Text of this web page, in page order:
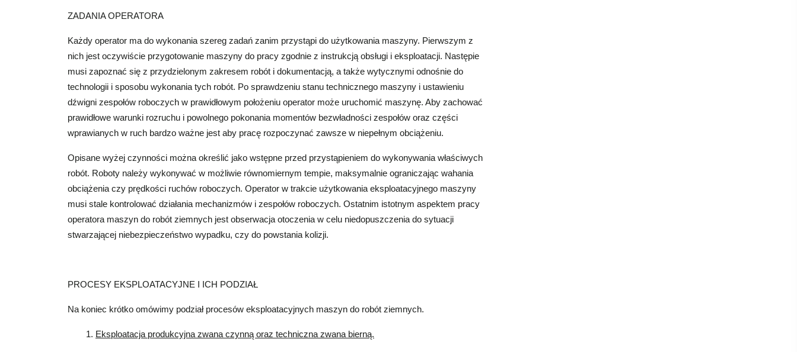
ZADANIA OPERATORA
Każdy operator ma do wykonania szereg zadań zanim przystąpi do użytkowania maszyny. Pierwszym z
nich jest oczywiście przygotowanie maszyny do pracy zgodnie z instrukcją obsługi i eksploatacji. Następie
musi zapoznać się z przydzielonym zakresem robót i dokumentacją, a także wytycznymi odnośnie do
technologii i sposobu wykonania tych robót. Po sprawdzeniu stanu technicznego maszyny i ustawieniu
dźwigni zespołów roboczych w prawidłowym położeniu operator może uruchomić maszynę. Aby zachować
prawidłowe warunki rozruchu i powolnego pokonania momentów bezwładności zespołów oraz części
wprawianych w ruch bardzo ważne jest aby pracę rozpoczynać zawsze w niepełnym obciążeniu.
Opisane wyżej czynności można określić jako wstępne przed przystąpieniem do wykonywania właściwych
robót. Roboty należy wykonywać w możliwie równomiernym tempie, maksymalnie ograniczając wahania
obciążenia czy prędkości ruchów roboczych. Operator w trakcie użytkowania eksploatacyjnego maszyny
musi stale kontrolować działania mechanizmów i zespołów roboczych. Ostatnim istotnym aspektem pracy
operatora maszyn do robót ziemnych jest obserwacja otoczenia w celu niedopuszczenia do sytuacji
stwarzającej niebezpieczeństwo wypadku, czy do powstania kolizji.
PROCESY EKSPLOATACYJNE I ICH PODZIAŁ
Na koniec krótko omówimy podział procesów eksploatacyjnych maszyn do robót ziemnych.
Eksploatacja produkcyjna zwana czynną oraz techniczna zwana bierną.